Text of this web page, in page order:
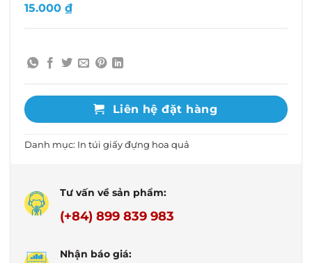
15.000 ₫
Liên hệ đặt hàng
Danh mục: In túi giấy đựng hoa quả
Tư vấn về sản phẩm:
(+84) 899 839 983
Nhận báo giá: